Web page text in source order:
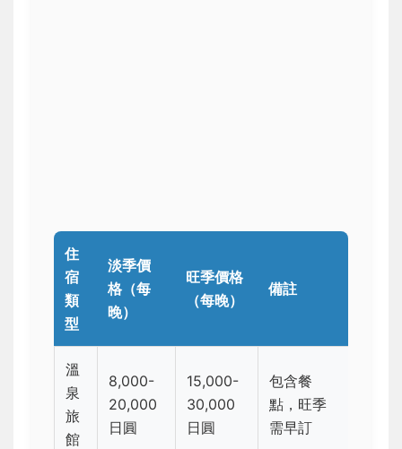
住
宿
類
型
淡季價
格（每
晚）
旺季價格
（每晚）
備註
溫
泉
旅
館
8,000-
20,000
日圓
15,000-
30,000
日圓
包含餐
點，旺季
需早訂